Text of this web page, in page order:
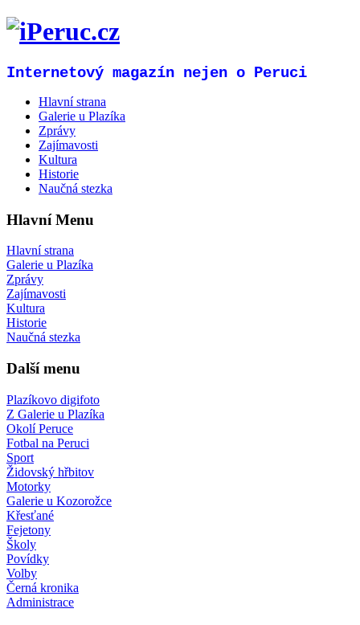
Internetový magazín nejen o Peruci
Hlavní strana
Galerie u Plazíka
Zprávy
Zajímavosti
Kultura
Historie
Naučná stezka
Hlavní Menu
Hlavní strana
Galerie u Plazíka
Zprávy
Zajímavosti
Kultura
Historie
Naučná stezka
Další menu
Plazíkovo digifoto
Z Galerie u Plazíka
Okolí Peruce
Fotbal na Peruci
Sport
Židovský hřbitov
Motorky
Galerie u Kozorožce
Křesťané
Fejetony
Školy
Povídky
Volby
Černá kronika
Administrace